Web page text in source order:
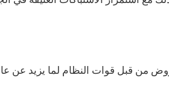
من قبل قوات النظام لما يزيد عن